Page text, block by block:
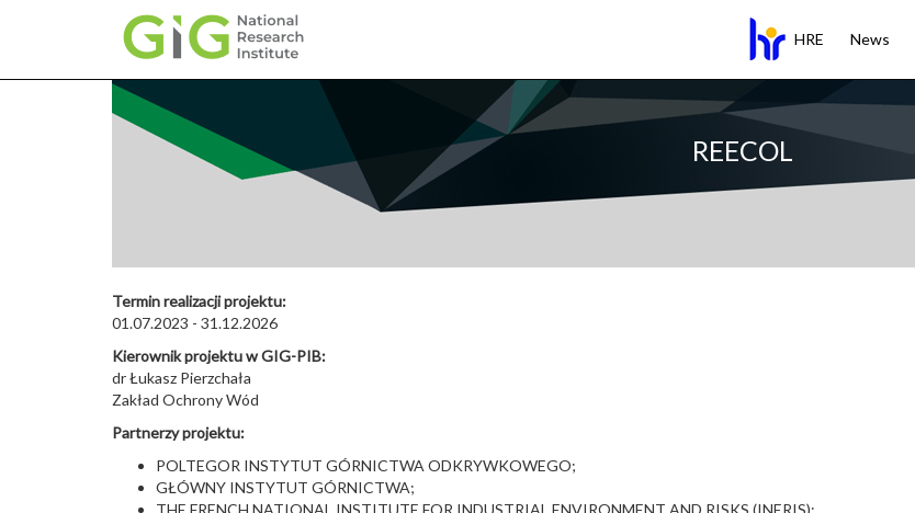
Skip
HRE News
REECOL
Termin realizacji projektu:
01.07.2023 - 31.12.2026
Kierownik projektu w GIG-PIB:
dr Łukasz Pierzchała
Zakład Ochrony Wód
Partnerzy projektu:
POLTEGOR INSTYTUT GÓRNICTWA ODKRYWKOWEGO;
GŁÓWNY INSTYTUT GÓRNICTWA;
THE FRENCH NATIONAL INSTITUTE FOR INDUSTRIAL ENVIRONMENT AND RISKS (INERIS);